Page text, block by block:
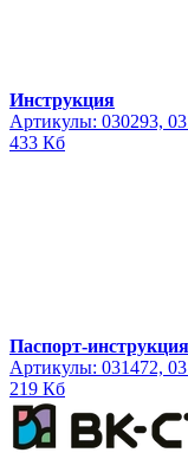
Инструкция
Артикулы: 030293,
433 Кб
Паспорт-инструкция
Артикулы: 031472,
219 Кб